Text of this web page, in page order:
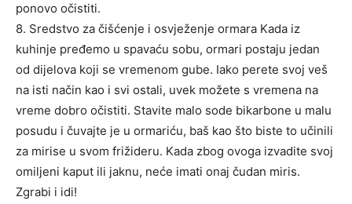
ponovo očistiti.
8. Sredstvo za čišćenje i osvježenje ormara Kada iz
kuhinje pređemo u spavaću sobu, ormari postaju jedan
od dijelova koji se vremenom gube. Iako perete svoj veš
na isti način kao i svi ostali, uvek možete s vremena na
vreme dobro očistiti. Stavite malo sode bikarbone u malu
posudu i čuvajte je u ormariću, baš kao što biste to učinili
za mirise u svom frižideru. Kada zbog ovoga izvadite svoj
omiljeni kaput ili jaknu, neće imati onaj čudan miris.
Zgrabi i idi!